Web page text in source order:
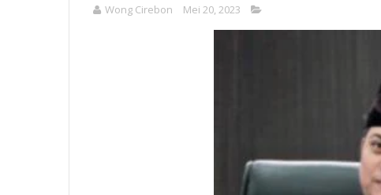
Wong Cirebon Mei 20, 2023